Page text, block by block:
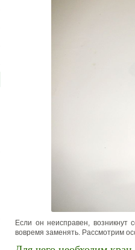
Если он неисправен,
вовремя заменять. Рассмотрим